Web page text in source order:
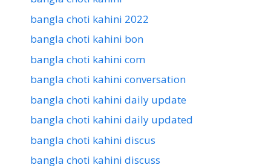
bangla choti kahini 2022
bangla choti kahini bon
bangla choti kahini com
bangla choti kahini conversation
bangla choti kahini daily update
bangla choti kahini daily updated
bangla choti kahini discus
bangla choti kahini discuss